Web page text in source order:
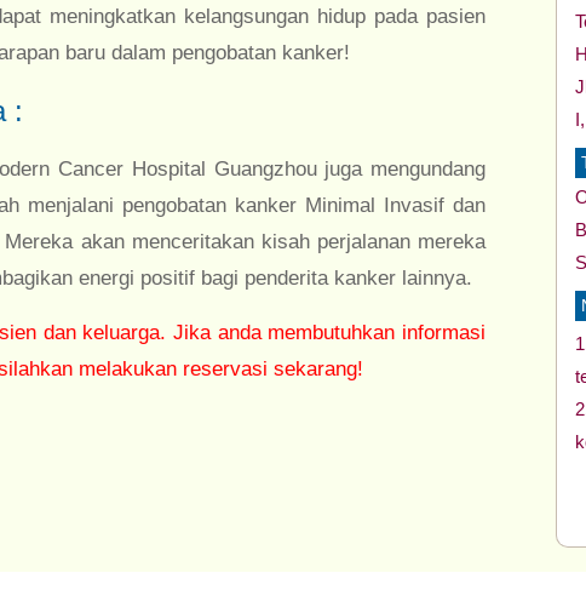
meningkatkan kelangsungan hidup pada pasien
baru dalam pengobatan kanker!
:
Cancer Hospital Guangzhou juga mengundang
menjalani pengobatan kanker Minimal Invasif dan
akan menceritakan kisah perjalanan mereka
energi positif bagi penderita kanker lainnya.
dan keluarga. Jika anda membutuhkan informasi
melakukan reservasi sekarang!